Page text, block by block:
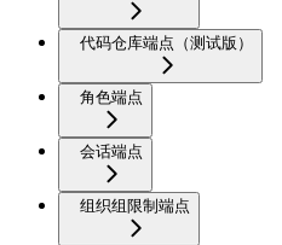
代码仓库端点（测试版）
角色端点
会话端点
组织组限制端点